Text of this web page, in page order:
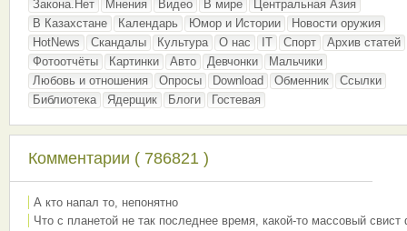
Закона.Нет
Мнения Видео В мире
Центральная Азия
В Казахстане
Календарь Юмор и Истории
Новости оружия
HotNews
Скандалы Культура О нас IT Спорт
Архив статей
Фотоотчёты
Картинки Авто Девчонки
Мальчики
Любовь и отношения
Опросы Download Обменник
Ссылки
Библиотека
Ядерщик Блоги Гостевая
Комментарии ( 786821 )
А кто напал то, непонятно
Что с планетой не так последнее время, какой-то массовый свист